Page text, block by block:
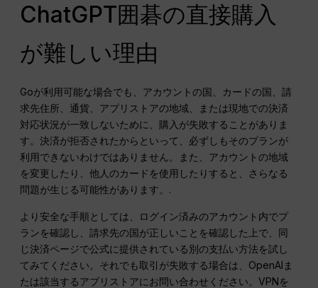
ChatGPT囲碁の直接購入
が難しい理由
Goが利用可能な場合でも、アカウントの国、カードの国、請
求先住所、通貨、アプリストアの地域、または現地での決済
対応状況が一致しないために、購入が失敗することがありま
す。決済が拒否されたからといって、必ずしもそのプランが
利用できないわけではありません。また、アカウントの地域
を変更したり、他人のカードを使用したりすると、さらなる
問題が生じる可能性があります。.
より安全な手順としては、ログイン済みのアカウント内でプ
ランを確認し、請求先の国が正しいことを確認した上で、同
じ決済ページで公式に提供されている別の支払い方法を試し
てみてください。それでも取引が失敗する場合は、OpenAIま
たは該当するアプリストアにお問い合わせください。VPNを